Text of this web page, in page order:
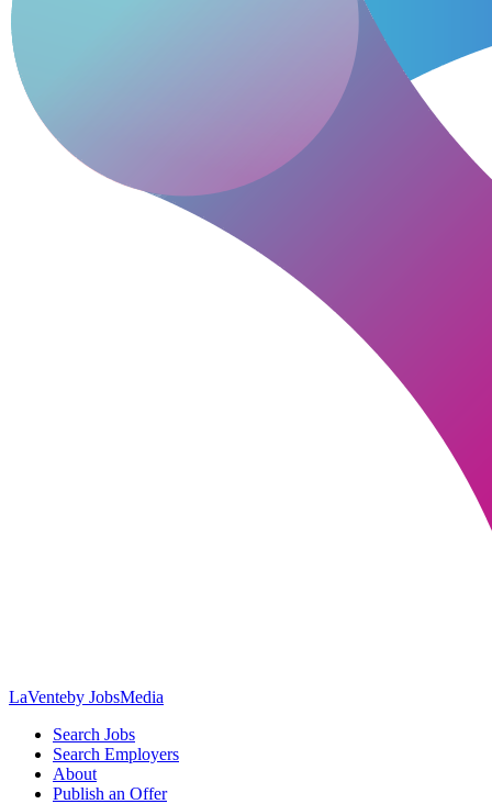
LaVenteby JobsMedia
Search Jobs
Search Employers
About
Publish an Offer